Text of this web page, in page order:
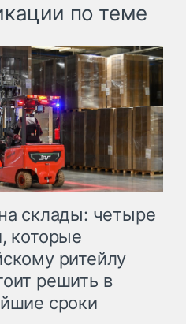
по теме
склады: четыре
которые
ритейлу
решить в
сроки